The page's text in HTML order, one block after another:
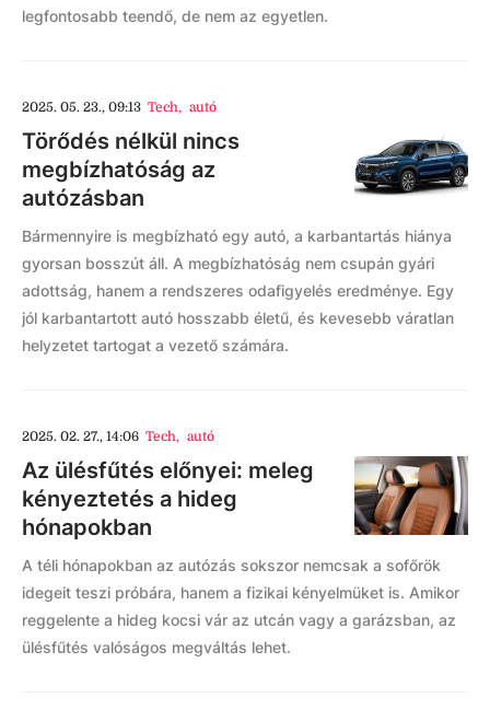
legfontosabb teendő, de nem az egyetlen.
2025. 05. 23., 09:13 Tech, autó
Törődés nélkül nincs
megbízhatóság az
autózásban
Bármennyire is megbízható egy autó, a karbantartás hiánya
gyorsan bosszút áll. A megbízhatóság nem csupán gyári
adottság, hanem a rendszeres odafigyelés eredménye. Egy
jól karbantartott autó hosszabb életű, és kevesebb váratlan
helyzetet tartogat a vezető számára.
2025. 02. 27., 14:06 Tech, autó
Az ülésfűtés előnyei: meleg
kényeztetés a hideg
hónapokban
A téli hónapokban az autózás sokszor nemcsak a sofőrök
idegeit teszi próbára, hanem a fizikai kényelmüket is. Amikor
reggelente a hideg kocsi vár az utcán vagy a garázsban, az
ülésfűtés valóságos megváltás lehet.